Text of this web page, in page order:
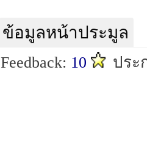
ข้อมูลหน้าประมูล
Feedback: 10 ประ